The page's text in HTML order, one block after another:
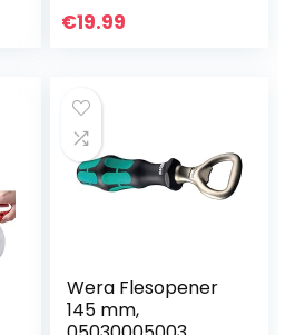
500 ml, zwart
€19.99
Wera Flesopener
145 mm,